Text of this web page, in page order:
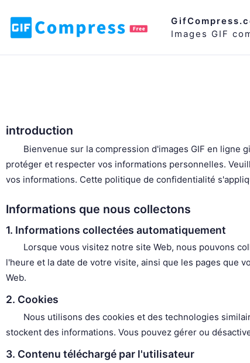
Images GIF
introduction
Bienvenue sur la compression d'images GIF en ligne
protéger et respecter vos informations personnelles.
vos informations. Cette politique de confidentialité
Informations que nous collectons
1. Informations collectées automatiquement
Lorsque vous visitez notre site Web, nous pouvons
l'heure et la date de votre visite, ainsi que les pages que
Web.
2. Cookies
Nous utilisons des cookies et des technologies
stockent des informations. Vous pouvez gérer ou
3. Contenu téléchargé par l'utilisateur